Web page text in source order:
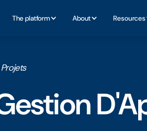
The platform About Resources